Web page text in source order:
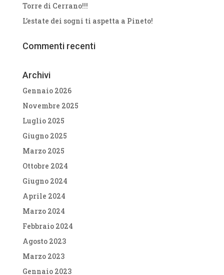
Torre di Cerrano!!!
L’estate dei sogni ti aspetta a Pineto!
Commenti recenti
Archivi
Gennaio 2026
Novembre 2025
Luglio 2025
Giugno 2025
Marzo 2025
Ottobre 2024
Giugno 2024
Aprile 2024
Marzo 2024
Febbraio 2024
Agosto 2023
Marzo 2023
Gennaio 2023